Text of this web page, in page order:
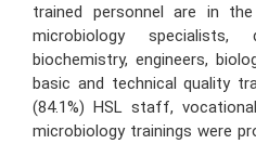
trained personnel are in
microbiology
biochemistry, engineers,
basic and technical quality
(84.1%) HSL staff,
microbiology trainings were